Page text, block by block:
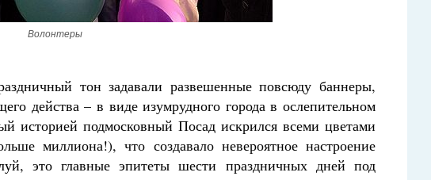
Волонтеры
тон задавали развешенные повсюду баннеры,
действа – в виде изумрудного города в ослепительном
историей подмосковный Посад искрился всеми цветами
миллиона!), что создавало невероятное настроение
это главные эпитеты шести праздничных дней под